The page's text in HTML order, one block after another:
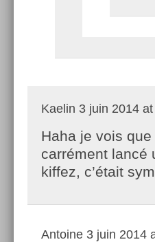
Kaelin 3 juin 2014
Haha je vois
carrément lancé
kiffez, c’était
Antoine 3 juin 2014